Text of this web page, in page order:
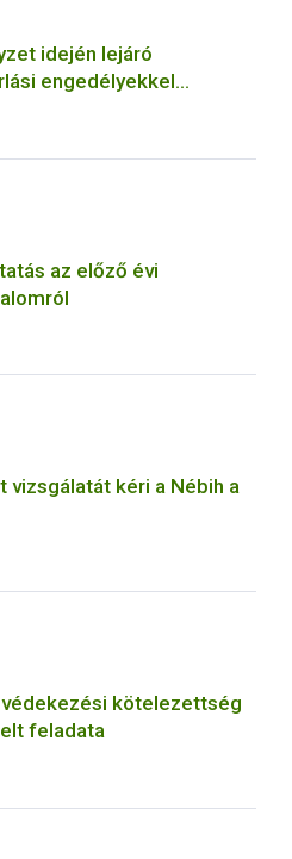
idején lejáró
engedélyekkel
az előző évi
kéri a Nébih a
kötelezettség
feladata